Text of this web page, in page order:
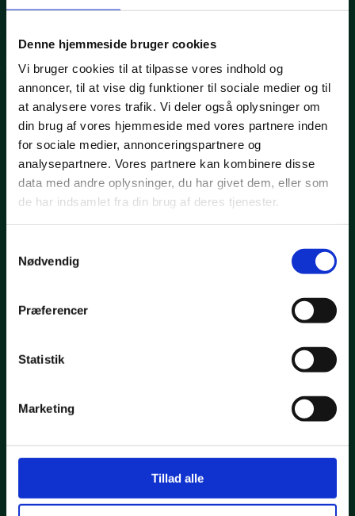
Denne hjemmeside bruger cookies
Vi bruger cookies til at tilpasse vores indhold og
annoncer, til at vise dig funktioner til sociale medier og til
at analysere vores trafik. Vi deler også oplysninger om
din brug af vores hjemmeside med vores partnere inden
for sociale medier, annonceringspartnere og
analysepartnere. Vores partnere kan kombinere disse
data med andre oplysninger, du har givet dem, eller som
de har indsamlet fra din brug af deres tjenester.
Nødvendig
Præferencer
Statistik
Marketing
Tillad alle
Tryk 2 Fødevarestyrelsens kontrolrapport
Cookiesdeklaration
Historie
Facebook Instagram Linkedin
BLIV MEDLEM
Lyder Royal Oak Golf Club som din kommende golfklub? Så skriv
Forside
Fish and Steak ophold
Kunst og Kultur ophold
Autocamper
Royal Oak begynderforløb